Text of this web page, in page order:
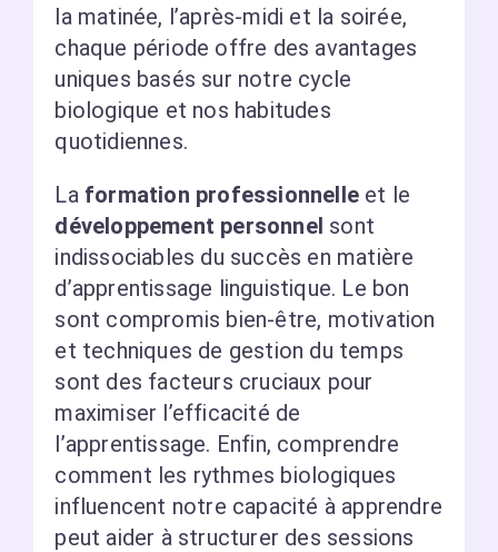
la matinée, l’après-midi et la soirée,
chaque période offre des avantages
uniques basés sur notre cycle
biologique et nos habitudes
quotidiennes.
La formation professionnelle et le
développement personnel sont
indissociables du succès en matière
d’apprentissage linguistique. Le bon
sont compromis bien-être, motivation
et techniques de gestion du temps
sont des facteurs cruciaux pour
maximiser l’efficacité de
l’apprentissage. Enfin, comprendre
comment les rythmes biologiques
influencent notre capacité à apprendre
peut aider à structurer des sessions